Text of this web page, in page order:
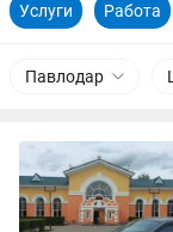
Услуги Работа
Павлодар